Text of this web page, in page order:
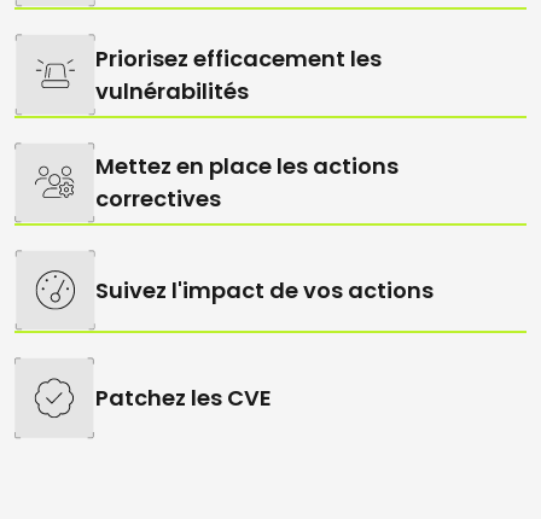
Priorisez efficacement les
vulnérabilités
Mettez en place les actions
correctives
Suivez l'impact de vos actions
Patchez les CVE